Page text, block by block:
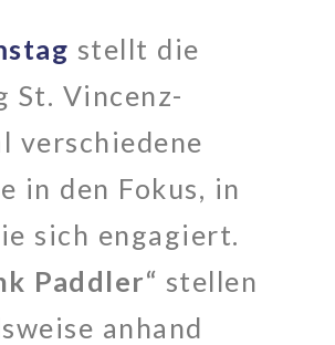
stellt die
St. Vincenz-
verschiedene
in den Fokus, in
sich engagiert.
Paddler“ stellen
anhand